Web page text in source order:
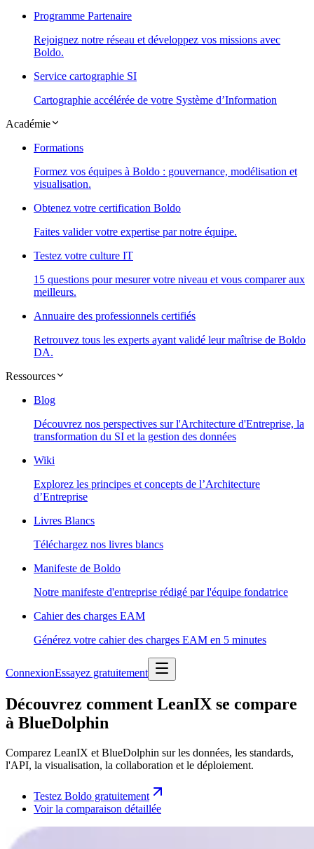
Programme Partenaire
Rejoignez notre réseau et développez vos missions avec
Boldo.
Service cartographie SI
Cartographie accélérée de votre Système d’Information
Académie
Formations
Formez vos équipes à Boldo : gouvernance, modélisation et
visualisation.
Obtenez votre certification Boldo
Faites valider votre expertise par notre équipe.
Testez votre culture IT
15 questions pour mesurer votre niveau et vous comparer aux
meilleurs.
Annuaire des professionnels certifiés
Retrouvez tous les experts ayant validé leur maîtrise de Boldo
DA.
Ressources
Blog
Découvrez nos perspectives sur l'Architecture d'Entreprise, la
transformation du SI et la gestion des données
Wiki
Explorez les principes et concepts de l’Architecture
d’Entreprise
Livres Blancs
Téléchargez nos livres blancs
Manifeste de Boldo
Notre manifeste d'entreprise rédigé par l'équipe fondatrice
Cahier des charges EAM
Générez votre cahier des charges EAM en 5 minutes
ConnexionEssayez gratuitement
Découvrez comment LeanIX se compare
à BlueDolphin
Comparez LeanIX et BlueDolphin sur les données, les standards,
l'API, la visualisation, la collaboration et le déploiement.
Testez Boldo gratuitement
Voir la comparaison détaillée